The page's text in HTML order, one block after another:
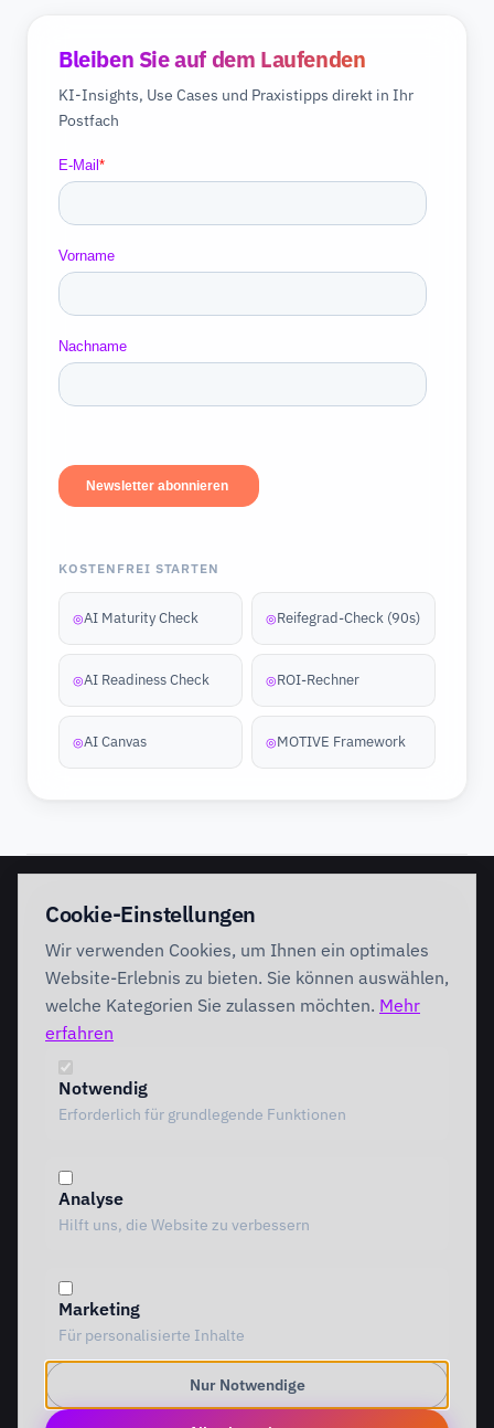
Bleiben Sie auf dem Laufenden
KI-Insights, Use Cases und Praxistipps direkt in Ihr
Postfach
KOSTENFREI STARTEN
◎AI Maturity Check ◎Reifegrad-Check (90s)
◎AI Readiness Check ◎ROI-Rechner
◎AI Canvas ◎MOTIVE Framework
Discovery Workshop
Förderung
INTERVENTION
AI Intervention
AI Governance
Foundation
Performing
Branchenlösungen
Special Governance
AI Canvas
TRIARDIS-Methode
KI-Werkstatt
Alle Tools
KI-Glossar
UNTERNEHMEN
Cookie-Einstellungen
Wir verwenden Cookies, um Ihnen ein optimales
Website-Erlebnis zu bieten. Sie können auswählen,
welche Kategorien Sie zulassen möchten. Mehr
erfahren
Notwendig
Erforderlich für grundlegende Funktionen
Analyse
Hilft uns, die Website zu verbessern
Marketing
Für personalisierte Inhalte
Nur Notwendige